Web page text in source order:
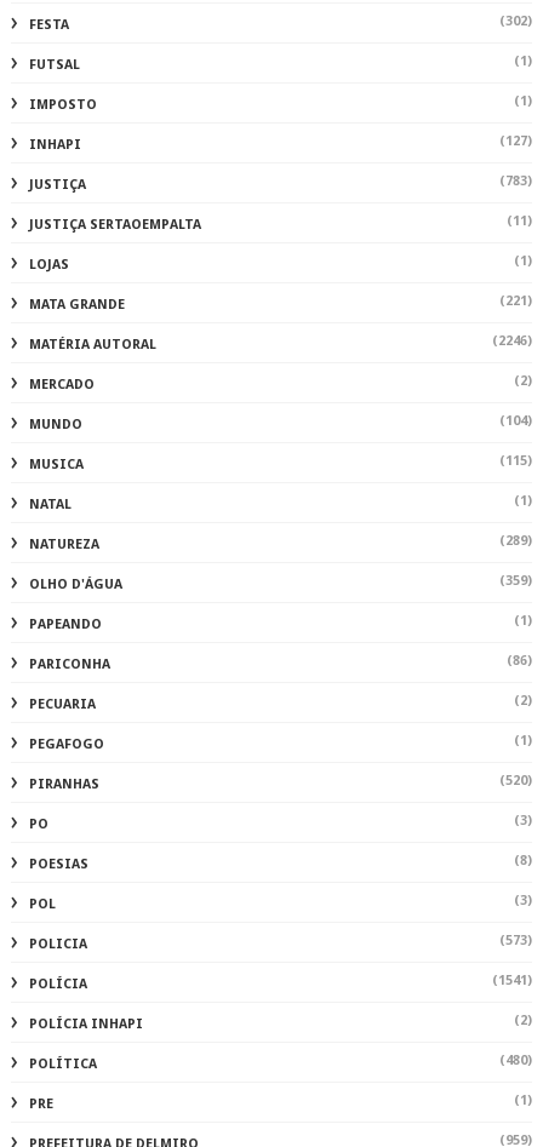
FESTA (302)
FUTSAL (1)
IMPOSTO (1)
INHAPI (127)
JUSTIÇA (783)
JUSTIÇA SERTAOEMPALTA (11)
LOJAS (1)
MATA GRANDE (221)
MATÉRIA AUTORAL (2246)
MERCADO (2)
MUNDO (104)
MUSICA (115)
NATAL (1)
NATUREZA (289)
OLHO D'ÁGUA (359)
PAPEANDO (1)
PARICONHA (86)
PECUARIA (2)
PEGAFOGO (1)
PIRANHAS (520)
PO (3)
POESIAS (8)
POL (3)
POLICIA (573)
POLÍCIA (1541)
POLÍCIA INHAPI (2)
POLÍTICA (480)
PRE (1)
(959)